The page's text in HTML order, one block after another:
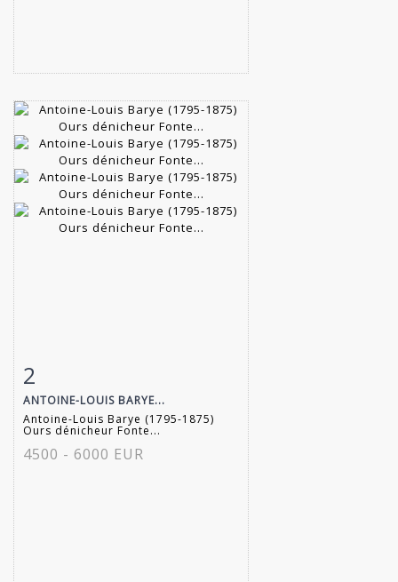
Fiche détaillée
2
ANTOINE-LOUIS BARYE...
Antoine-Louis Barye (1795-1875)
Ours dénicheur Fonte...
4500 - 6000 EUR